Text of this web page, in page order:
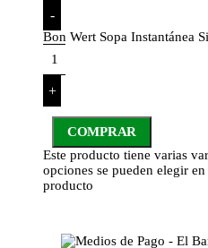
-
Bon Wert Sopa Instantánea
+
COMPRAR
Este producto tiene varias
opciones se pueden elegir
producto